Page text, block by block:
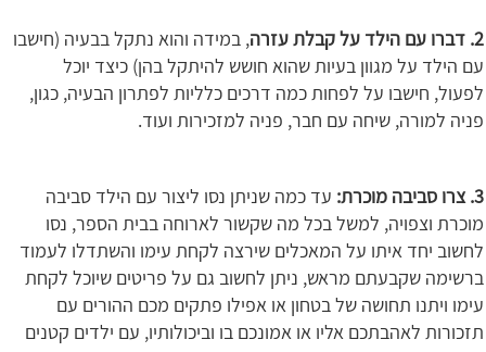
2. דברו עם הילד על קבלת עזרה
, במידה והוא נתקל בבעיה (חישבו
עם הילד על מגוון בעיות שהוא חושש להיתקל בהן) כיצד יוכל
לפעול, חישבו על לפחות כמה דרכים כלליות לפתרון הבעיה, כגון,
פניה למורה, שיחה עם חבר, פניה למזכירות ועוד.
3. צרו סביבה מוכרת:
עד כמה שניתן נסו ליצור עם הילד סביבה
מוכרת וצפויה, למשל בכל מה שקשור לארוחה בבית הספר, נסו
לחשוב יחד איתו על המאכלים שירצה לקחת עימו והשתדלו לעמוד
ברשימה שקבעתם מראש, ניתן לחשוב גם על פריטים שיוכל לקחת
עימו ויתנו תחושה של בטחון או אפילו פתקים מכם ההורים עם
תזכורות לאהבתכם אליו או אמונכם בו וביכולותיו, עם ילדים קטנים